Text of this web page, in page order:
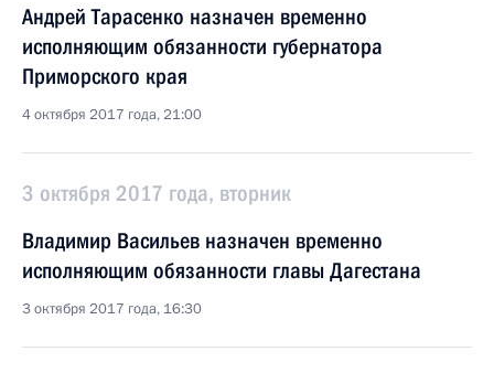
Андрей Тарасенко назначен временно
исполняющим обязанности губернатора
Приморского края
4 октября 2017 года, 21:00
3 октября 2017 года, вторник
Владимир Васильев назначен временно
исполняющим обязанности главы Дагестана
3 октября 2017 года, 16:30